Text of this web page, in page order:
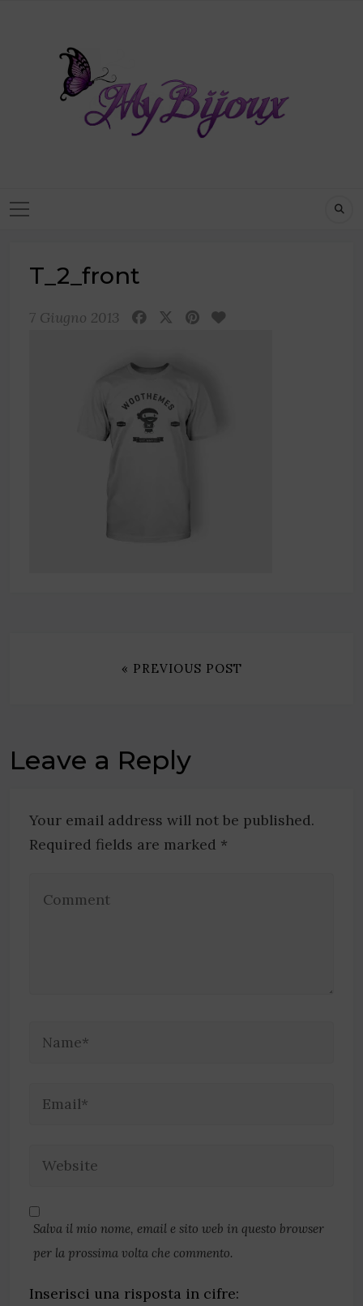
T_2_front
7 Giugno 2013
« PREVIOUS POST
Leave a Reply
Your email address will not be published.
Required fields are marked *
Salva il mio nome, email e sito web in questo browser
per la prossima volta che commento.
Inserisci una risposta in cifre: